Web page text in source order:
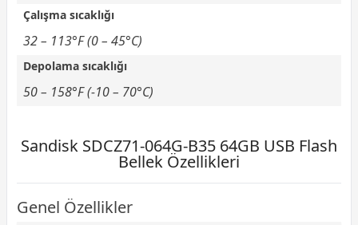
Çalışma sıcaklığı
32 – 113°F (0 – 45°C)
Depolama sıcaklığı
50 – 158°F (-10 – 70°C)
Sandisk SDCZ71-064G-B35 64GB USB Flash
Bellek Özellikleri
Genel Özellikler